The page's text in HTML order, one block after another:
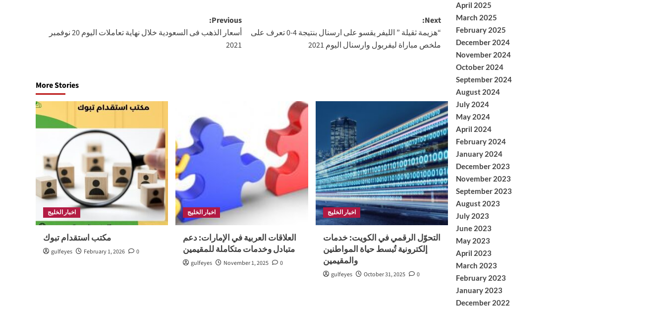
Post
navigation
Previous:
أسعار الذهب فى السعودية خلال نهاية تعاملات اليوم 20 نوفمبر
2021
Next:
“هزيمة ثقيلة ” الليفر يقسو على ارسنال بنتيجة 4-0 تعرف على
ملخص مباراة ليفربول وارسنال اليوم 2021
More Stories
اخبار الخليج
مكتب استقدام تبوك
gulfeyes February 1, 2026 0
اخبار الخليج
العلاقات العربية في الإمارات: دعم
متبادل وخدمات متكاملة للمقيمين
gulfeyes November 1, 2025 0
اخبار الخليج
التحوّل الرقمي في الكويت: خدمات
إلكترونية تُبسط حياة المواطنين
والمقيمين
gulfeyes October 31, 2025 0
April 2025
March 2025
February 2025
December 2024
November 2024
October 2024
September 2024
August 2024
July 2024
May 2024
April 2024
February 2024
January 2024
December 2023
November 2023
September 2023
August 2023
July 2023
June 2023
May 2023
April 2023
March 2023
February 2023
January 2023
December 2022